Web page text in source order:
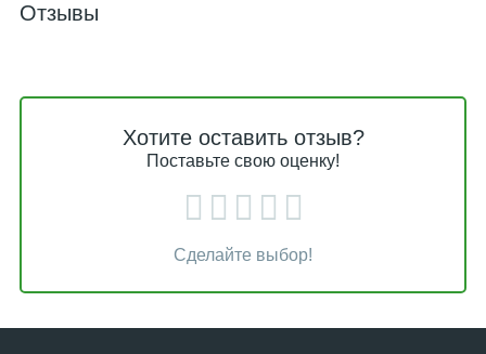
Отзывы
Хотите оставить отзыв?
Поставьте свою оценку!
Сделайте выбор!